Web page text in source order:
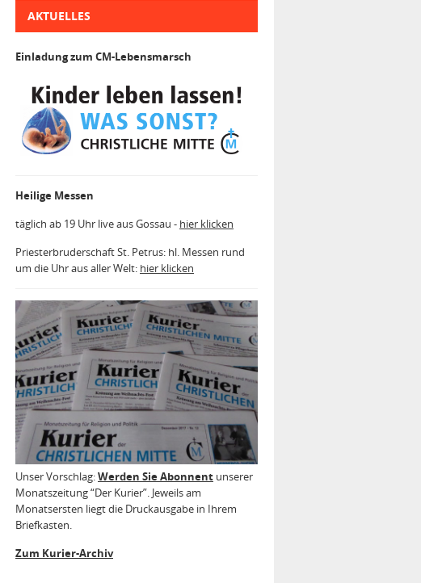
AKTUELLES
Einladung zum CM-Lebensmarsch
Heilige Messen
täglich ab 19 Uhr live aus Gossau - hier klicken
Priesterbruderschaft St. Petrus: hl. Messen rund
um die Uhr aus aller Welt: hier klicken
Unser Vorschlag:Werden Sie Abonnent unserer
Monatszeitung “Der Kurier”. Jeweils am
Monatsersten liegt die Druckausgabe in Ihrem
Briefkasten.
Zum Kurier-Archiv